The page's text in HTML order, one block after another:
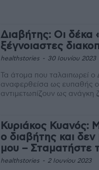
Διαβήτης: Οι δέκα
ξέγνοιαστες
healthstories - 30 Ιουνίου 2023
Τα άτομα που ταλαιπωρεί
αναφερθείσα ως ευπαθής
αντιμετωπίζουν ως ανάγκη
Κυριάκος Κυανός:
ο διαβήτης και
μου – Σταματήστε
healthstories - 2 Ιουνίου 2023